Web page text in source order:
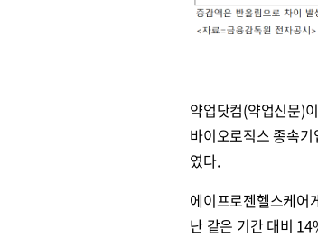
약업닷컴(약업신문)
바이오로직스 종속
였다.
에이프로젠헬스케어
난 같은 기간 대비